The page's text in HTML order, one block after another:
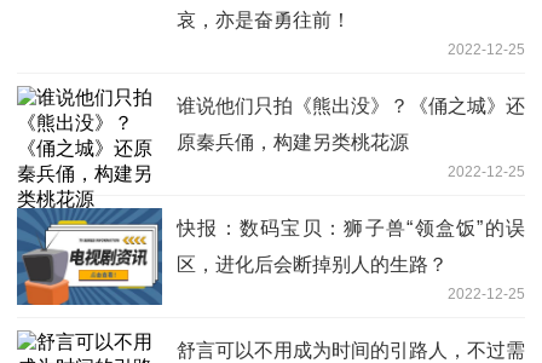
哀，亦是奋勇往前！
2022-12-25
谁说他们只拍《熊出没》？《俑之城》还
原秦兵俑，构建另类桃花源
2022-12-25
快报：数码宝贝：狮子兽“领盒饭”的误
区，进化后会断掉别人的生路？
2022-12-25
舒言可以不用成为时间的引路人，不过需